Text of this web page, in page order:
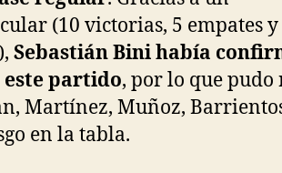
(10 victorias, 5 empates y
Sebastián Bini había
partido, por lo que
Martínez, Muñoz,
en la tabla.